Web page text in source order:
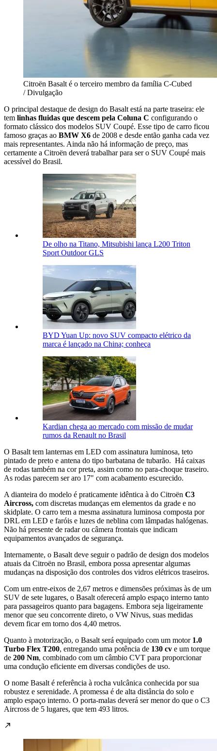
Citroën Basalt é o terceiro membro da família C-Cubed
/ Divulgação
O principal destaque de design do Basalt está na parte traseira: ele
tem linhas fluidas que descem pela Coluna C configurando o
formato clássico dos modelos SUV Coupé. Esse tipo de carro ficou
famoso graças ao BMW X6 de 2008 e desde então ganha cada vez
mais representantes. Ainda não há informação de preço, mas
certamente a Citroën deverá trabalhar para ser o SUV Coupé mais
acessível do Brasil.
De olho na Titano, Mitsubishi lança L200 Triton
Sport Outdoor GLS
BYD Yuan Up: novo SUV compacto elétrico da
marca é lançado na China; conheça
Kardian chega ao mercado com missão de mudar
rumos da Renault no Brasil
O Basalt tem lanternas em LED com assinatura luminosa, teto
pintado de preto e antena do tipo barbatana de tubarão. Há caixas
de rodas também na cor preta, assim como no para-choque traseiro.
As rodas parecem ser aro 17" com acabamento escurecido.
A dianteira do modelo é praticamente idêntica à do Citroën C3
Aircross, com discretas mudanças em elementos da grade e no
skidplate. O carro tem a mesma assinatura luminosa composta por
DRL em LED e faróis e luzes de neblina com lâmpadas halógenas.
Não há presente de radar ou câmera frontais que indicam
equipamentos avançados de segurança.
Internamente, o Basalt deve seguir o padrão de design dos modelos
atuais da Citroën no Brasil, embora possa apresentar algumas
mudanças na disposição dos controles dos vidros elétricos traseiros.
Com um entre-eixos de 2,67 metros e dimensões próximas às de um
SUV de sete lugares, o Basalt oferecerá amplo espaço interno tanto
para passageiros quanto para bagagens. Embora seja ligeiramente
menor que seu concorrente direto, o VW Nivus, suas medidas
devem ficar em torno dos 4,40 metros.
Quanto à motorização, o Basalt será equipado com um motor 1.0
Turbo Flex T200, entregando uma potência de 130 cv e um torque
de 200 Nm, combinado com um câmbio CVT para proporcionar
uma condução eficiente em diversas condições de uso.
O nome Basalt é referência à rocha vulcânica conhecida por sua
robustez e serenidade. A promessa é de alta distância do solo e
amplo espaço interno. O porta-malas deverá ser menor do que o C3
Aircross de 5 lugares, que tem 493 litros.